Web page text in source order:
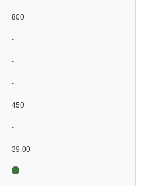
800
-
-
-
450
-
39.00